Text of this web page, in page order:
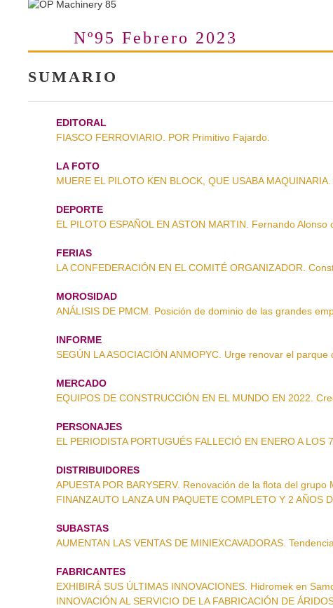
Nº95 Febrero 2023
SUMARIO
EDITORAL
FIASCO FERROVIARIO. POR Primitivo Fajardo.
LA FOTO
MUERE EL PILOTO KEN BLOCK, QUE USABA
DEPORTE
EL PILOTO ESPAÑOL EN ASTON MARTIN. Fernando Alonso
FERIAS
LA CONFEDERACIÓN EN EL COMITÉ ORGANIZADOR.
MOROSIDAD
ANÁLISIS DE PMCM. Posición de dominio de las grandes
INFORME
SEGÚN LA ASOCIACIÓN ANMOPYC. Urge renovar el parque
MERCADO
EQUIPOS DE CONSTRUCCIÓN EN EL MUNDO EN 2022.
PERSONAJES
EL PERIODISTA PORTUGUÉS FALLECIÓ EN ENERO A LOS
DISTRIBUIDORES
APUESTA POR BARYSERV. Renovación de la flota del grupo
FINANZAUTO LANZA UN PAQUETE COMPLETO Y 2 AÑOS
SUBASTAS
AUMENTAN LAS VENTAS DE MINIEXCAVADORAS.
FABRICANTES
EXHIBIRÁ SUS ÚLTIMAS INNOVACIONES. Hidromek en
INNOVACIÓN AL SERVICIO DE LA FABRICACIÓN DE